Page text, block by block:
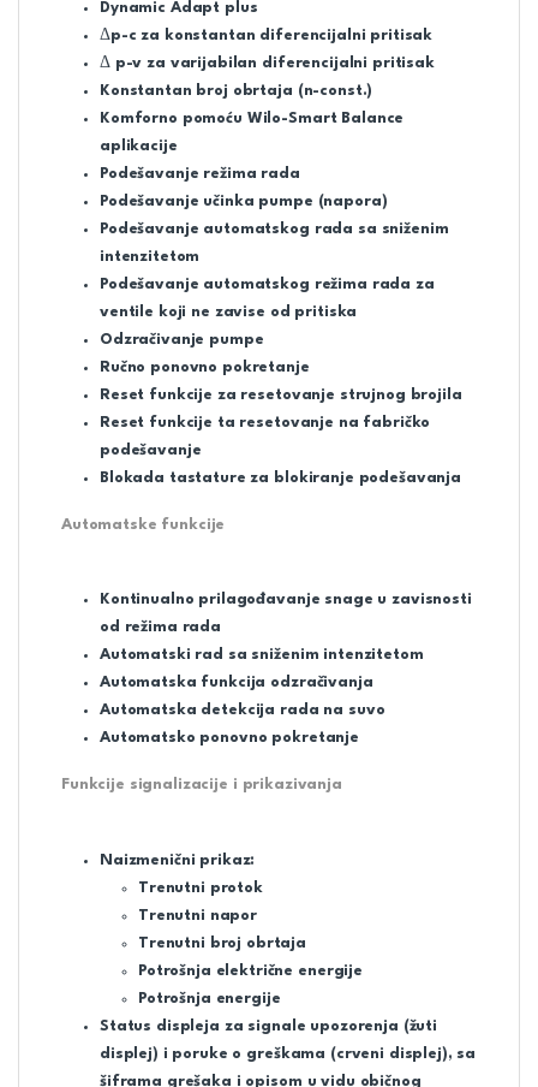
Dynamic Adapt plus
Δp-c za konstantan diferencijalni pritisak
Δ p-v za varijabilan diferencijalni pritisak
Konstantan broj obrtaja (n-const.)
Komforno pomoću Wilo-Smart Balance
aplikacije
Podešavanje režima rada
Podešavanje učinka pumpe (napora)
Podešavanje automatskog rada sa sniženim
intenzitetom
Podešavanje automatskog režima rada za
ventile koji ne zavise od pritiska
Odzračivanje pumpe
Ručno ponovno pokretanje
Reset funkcije za resetovanje strujnog brojila
Reset funkcije ta resetovanje na fabričko
podešavanje
Blokada tastature za blokiranje podešavanja
Automatske funkcije
Kontinualno prilagođavanje snage u zavisnosti
od režima rada
Automatski rad sa sniženim intenzitetom
Automatska funkcija odzračivanja
Automatska detekcija rada na suvo
Automatsko ponovno pokretanje
Funkcije signalizacije i prikazivanja
Naizmenični prikaz:
Trenutni protok
Trenutni napor
Trenutni broj obrtaja
Potrošnja električne energije
Potrošnja energije
Status displeja za signale upozorenja (žuti
displej) i poruke o greškama (crveni displej), sa
šiframa grešaka i opisom u vidu običnog